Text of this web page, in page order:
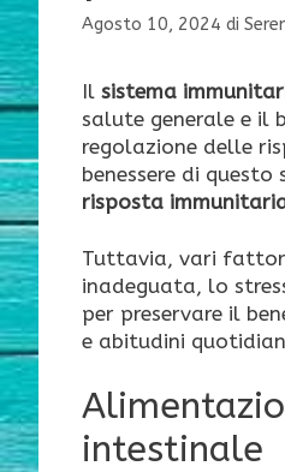
Agosto 10, 2024 di
Il sistema
salute generale e il
regolazione delle
benessere di questo
risposta
Tuttavia, vari
inadeguata, lo
per preservare il
e abitudini
intestinale